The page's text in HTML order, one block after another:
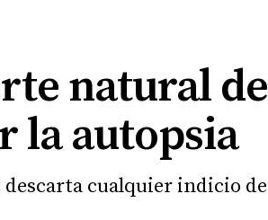
natural de
la autopsia
descarta cualquier indicio de